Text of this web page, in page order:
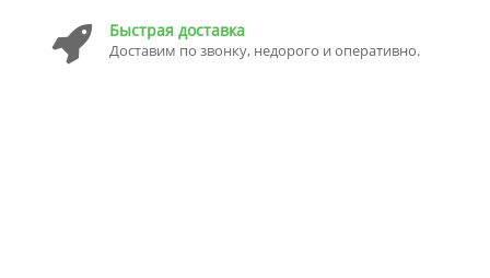
Быстрая доставка
Доставим по звонку, недорого и оперативно.